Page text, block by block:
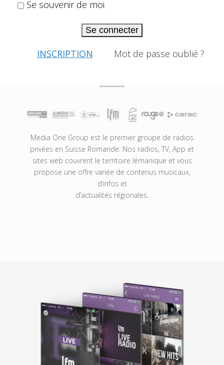
Se souvenir de moi
Se connecter
INSCRIPTION Mot de passe oublié ?
Media One Group est le premier groupe de radios
privées en Suisse Romande. Nos radios, TV, App et
sites web couvrent le territoire lémanique et vous
propose une offre variée de contenus musicaux,
d’infos et
d’actualités régionales.